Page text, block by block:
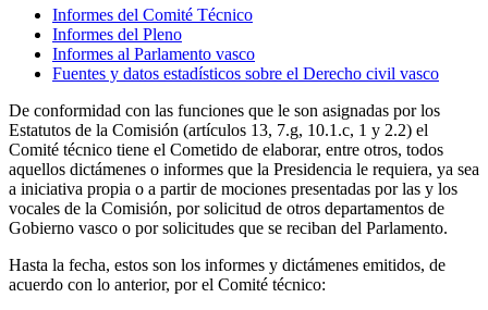
Informes del Comité Técnico
Informes del Pleno
Informes al Parlamento vasco
Fuentes y datos estadísticos sobre el Derecho civil vasco
De conformidad con las funciones que le son asignadas por los
Estatutos de la Comisión (artículos 13, 7.g, 10.1.c, 1 y 2.2) el
Comité técnico tiene el Cometido de elaborar, entre otros, todos
aquellos dictámenes o informes que la Presidencia le requiera, ya sea
a iniciativa propia o a partir de mociones presentadas por las y los
vocales de la Comisión, por solicitud de otros departamentos de
Gobierno vasco o por solicitudes que se reciban del Parlamento.
Hasta la fecha, estos son los informes y dictámenes emitidos, de
acuerdo con lo anterior, por el Comité técnico: